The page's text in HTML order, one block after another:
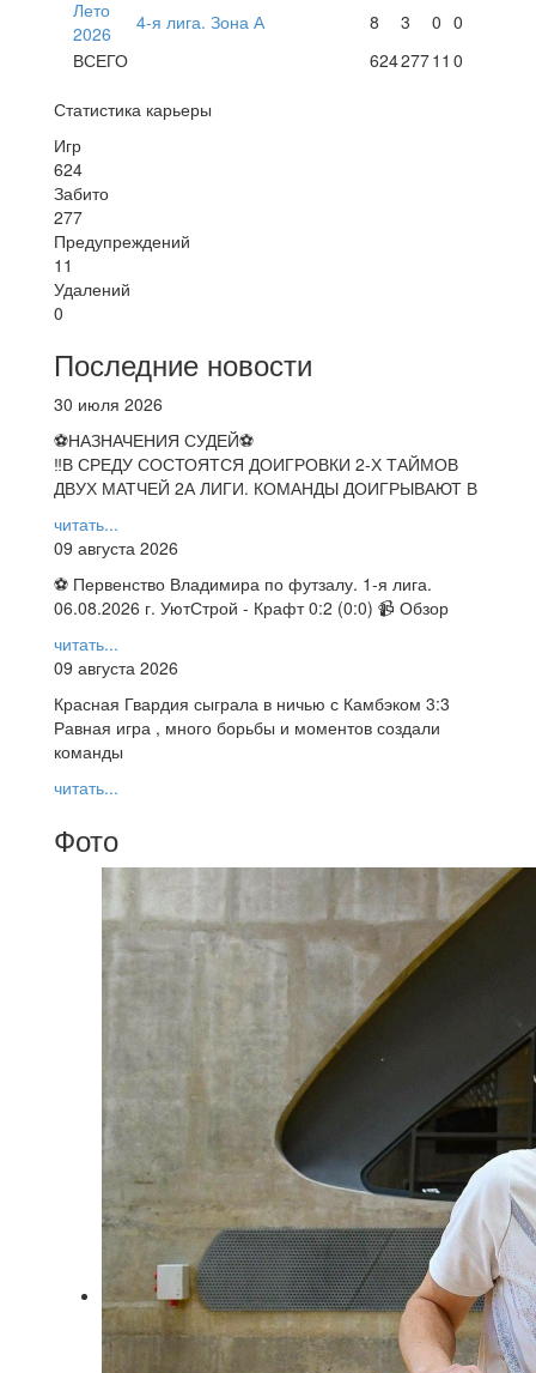
Лето
2026
4-я лига. Зона А 8 3 0 0
ВСЕГО
62427711 0
Статистика карьеры
Игр
624
Забито
277
Предупреждений
11
Удалений
0
Последние новости
30 июля 2026
⚽НАЗНАЧЕНИЯ СУДЕЙ⚽
‼В СРЕДУ СОСТОЯТСЯ ДОИГРОВКИ 2-Х ТАЙМОВ
ДВУХ МАТЧЕЙ 2А ЛИГИ. КОМАНДЫ ДОИГРЫВАЮТ В
читать...
09 августа 2026
⚽ Первенство Владимира по футзалу. 1-я лига.
06.08.2026 г. УютСтрой - Крафт 0:2 (0:0) 📹 Обзор
читать...
09 августа 2026
Красная Гвардия сыграла в ничью с Камбэком 3:3
Равная игра , много борьбы и моментов создали
команды
читать...
Фото